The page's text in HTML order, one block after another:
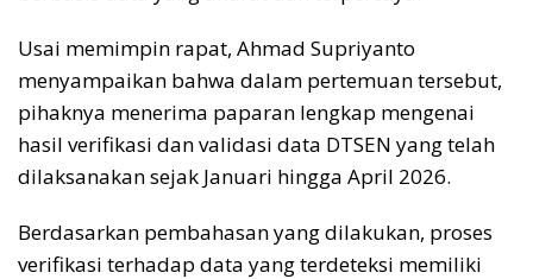
Usai memimpin rapat, Ahmad Supriyanto
menyampaikan bahwa dalam pertemuan tersebut,
pihaknya menerima paparan lengkap mengenai
hasil verifikasi dan validasi data DTSEN yang telah
dilaksanakan sejak Januari hingga April 2026.
Berdasarkan pembahasan yang dilakukan, proses
verifikasi terhadap data yang terdeteksi memiliki